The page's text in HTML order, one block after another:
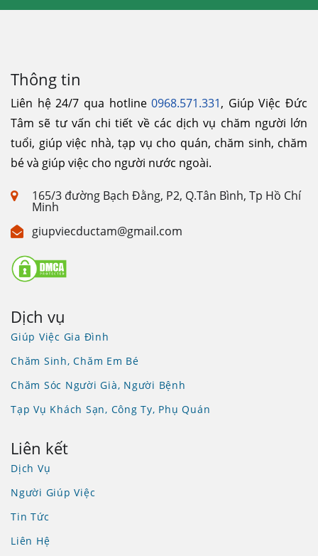
Thông tin
Liên hệ 24/7 qua hotline0968.571.331, Giúp Việc Đức
Tâm sẽ tư vấn chi tiết về các dịch vụ chăm người lớn
tuổi, giúp việc nhà, tạp vụ cho quán, chăm sinh, chăm
bé và giúp việc cho người nước ngoài.
165/3 đường Bạch Đằng, P2, Q.Tân Bình, Tp Hồ Chí
Minh
giupviecductam@gmail.com
Dịch vụ
Giúp Việc Gia Đình
Chăm Sinh, Chăm Em Bé
Chăm Sóc Người Già, Người Bệnh
Tạp Vụ Khách Sạn, Công Ty, Phụ Quán
Liên kết
Dịch Vụ
Người Giúp Việc
Tin Tức
Liên Hệ